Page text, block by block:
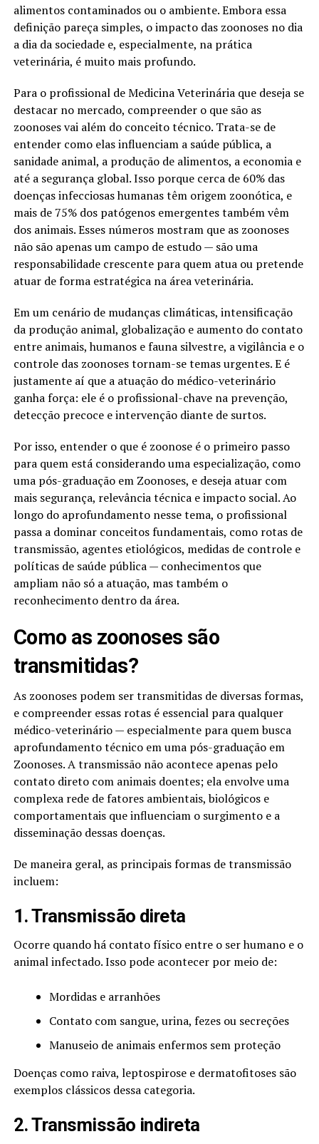
alimentos contaminados ou o ambiente. Embora essa
definição pareça simples, o impacto das zoonoses no dia
a dia da sociedade e, especialmente, na prática
veterinária, é muito mais profundo.
Para o profissional de Medicina Veterinária que deseja se
destacar no mercado, compreender o que são as
zoonoses vai além do conceito técnico. Trata-se de
entender como elas influenciam a saúde pública, a
sanidade animal, a produção de alimentos, a economia e
até a segurança global. Isso porque cerca de 60% das
doenças infecciosas humanas têm origem zoonótica, e
mais de 75% dos patógenos emergentes também vêm
dos animais. Esses números mostram que as zoonoses
não são apenas um campo de estudo — são uma
responsabilidade crescente para quem atua ou pretende
atuar de forma estratégica na área veterinária.
Em um cenário de mudanças climáticas, intensificação
da produção animal, globalização e aumento do contato
entre animais, humanos e fauna silvestre, a vigilância e o
controle das zoonoses tornam-se temas urgentes. E é
justamente aí que a atuação do médico-veterinário
ganha força: ele é o profissional-chave na prevenção,
detecção precoce e intervenção diante de surtos.
Por isso, entender o que é zoonose é o primeiro passo
para quem está considerando uma especialização, como
uma pós-graduação em Zoonoses, e deseja atuar com
mais segurança, relevância técnica e impacto social. Ao
longo do aprofundamento nesse tema, o profissional
passa a dominar conceitos fundamentais, como rotas de
transmissão, agentes etiológicos, medidas de controle e
políticas de saúde pública — conhecimentos que
ampliam não só a atuação, mas também o
reconhecimento dentro da área.
Como as zoonoses são
transmitidas?
As zoonoses podem ser transmitidas de diversas formas,
e compreender essas rotas é essencial para qualquer
médico-veterinário — especialmente para quem busca
aprofundamento técnico em uma pós-graduação em
Zoonoses. A transmissão não acontece apenas pelo
contato direto com animais doentes; ela envolve uma
complexa rede de fatores ambientais, biológicos e
comportamentais que influenciam o surgimento e a
disseminação dessas doenças.
De maneira geral, as principais formas de transmissão
incluem:
1. Transmissão direta
Ocorre quando há contato físico entre o ser humano e o
animal infectado. Isso pode acontecer por meio de:
Mordidas e arranhões
Contato com sangue, urina, fezes ou secreções
Manuseio de animais enfermos sem proteção
Doenças como raiva, leptospirose e dermatofitoses são
exemplos clássicos dessa categoria.
2. Transmissão indireta